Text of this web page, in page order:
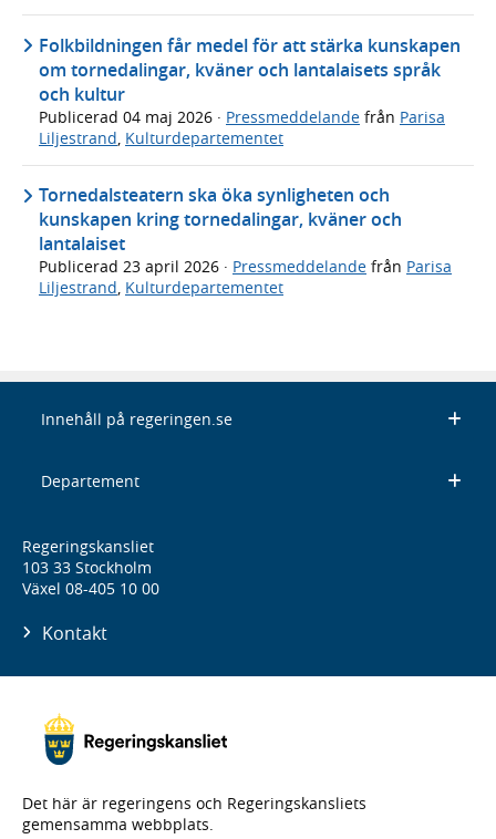
Folkbildningen får medel för att stärka kunskapen
om tornedalingar, kväner och lantalaisets språk
och kultur
Publicerad 04 maj 2026 · Pressmeddelande från Parisa
Liljestrand Kulturdepartementet
Tornedalsteatern ska öka synligheten och
kunskapen kring tornedalingar, kväner och
lantalaiset
Publicerad 23 april 2026 · Pressmeddelande från Parisa
Liljestrand, Kulturdepartementet
Innehåll på regeringen.se
Departement
Regeringskansliet
103 33 Stockholm
Växel 08-405 10 00
Kontakt
Det här är regeringens och Regeringskansliets
gemensamma webbplats.